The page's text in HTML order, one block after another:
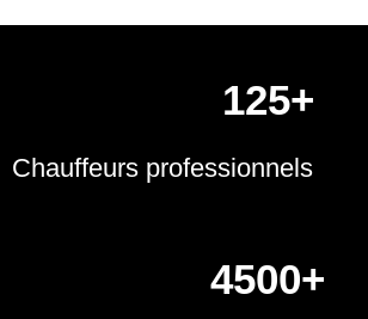
125+
Chauffeurs professionnels
4500+